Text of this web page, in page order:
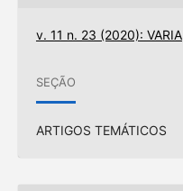
v. 11 n. 23 (2020): VARIA
SEÇÃO
ARTIGOS TEMÁTICOS